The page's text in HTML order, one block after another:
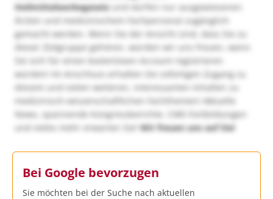
Heilmittelwerbegesetzund dürfen nur ausgewiesenen
Ärzten und medizinischem Fachpersonal zugänglich
gemacht werden. Wenn Sie der Ansicht sind, dass Sie zu
dieser Zielgruppe gehören, würden wir uns freuen, wenn
Sie sich für einen kostenlosen Account registrieren
würden! Im Anschluss erhalten Sie sofortigen Zugang zu
diesem und vielen weiteren, interessanten Inhalten zu
medizinisch-wissenschaftlichen Fachthemen! Aktuelle
News, spannende Kongressberichte, CME-Fortbildungen
und vieles mehr erwarten Sie!Wir freuen uns auf Sie!
Bei Google bevorzugen
Sie möchten bei der Suche nach aktuellen